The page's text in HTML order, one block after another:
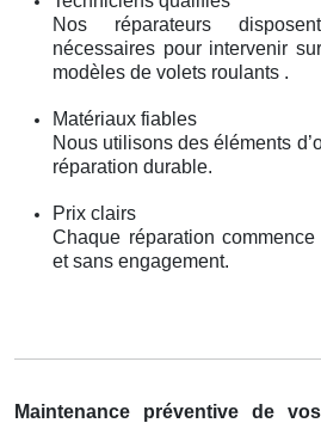
Nos réparateurs
nécessaires pour intervenir
modèles de volets roulants .
Matériaux fiables
Nous utilisons des éléments
réparation durable.
Prix clairs
Chaque réparation
et sans engagement.
Maintenance préventive de